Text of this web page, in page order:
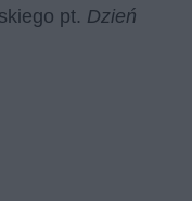
pt. Dzień